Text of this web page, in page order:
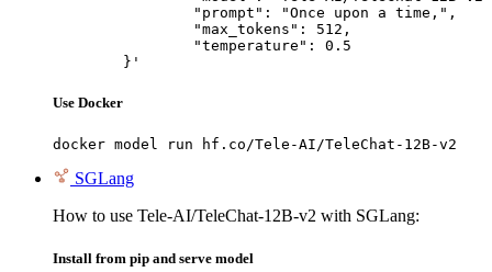
	}'
Use Docker
docker model run hf.co/Tele-AI/TeleChat-12B-v2
SGLang
How to use Tele-AI/TeleChat-12B-v2 with SGLang:
Install from pip and serve model